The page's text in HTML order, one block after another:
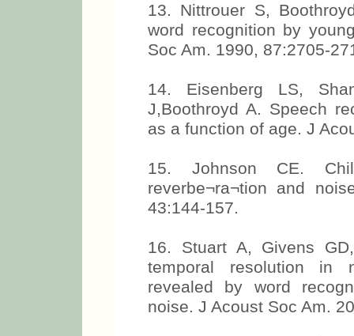
13. Nittrouer S,
word recognition by
Soc Am. 1990, 87:2705-
14. Eisenberg LS,
J,Boothroyd A. Speech
as a function of age. J
15. Johnson CE.
reverbe¬ra¬tion and
43:144-157.
16. Stuart A, Givens
temporal resolution in
revealed by word
noise. J Acoust Soc Am.